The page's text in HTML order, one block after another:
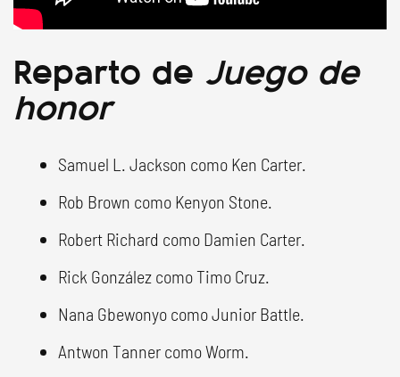
Reparto de Juego de
honor
Samuel L. Jackson como Ken Carter.
Rob Brown como Kenyon Stone.
Robert Richard como Damien Carter.
Rick González como Timo Cruz.
Nana Gbewonyo como Junior Battle.
Antwon Tanner como Worm.